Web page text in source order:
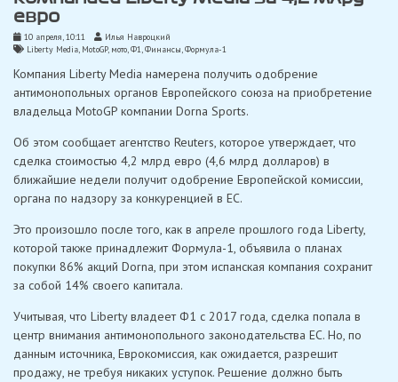
евро
10 апреля, 10:11
Илья Навроцкий
Liberty Media, MotoGP, мото,Ф1,Финансы,Формула-1
Компания Liberty Media намерена получить одобрение
антимонопольных органов Европейского союза на приобретение
владельца MotoGP компании Dorna Sports.
Об этом сообщает агентство Reuters, которое утверждает, что
сделка стоимостью 4,2 млрд евро (4,6 млрд долларов) в
ближайшие недели получит одобрение Европейской комиссии,
органа по надзору за конкуренцией в ЕС.
Это произошло после того, как в апреле прошлого года Liberty,
которой также принадлежит Формула-1, объявила о планах
покупки 86% акций Dorna, при этом испанская компания сохранит
за собой 14% своего капитала.
Учитывая, что Liberty владеет Ф1 с 2017 года, сделка попала в
центр внимания антимонопольного законодательства ЕС. Но, по
данным источника, Еврокомиссия, как ожидается, разрешит
продажу, не требуя никаких уступок. Решение должно быть